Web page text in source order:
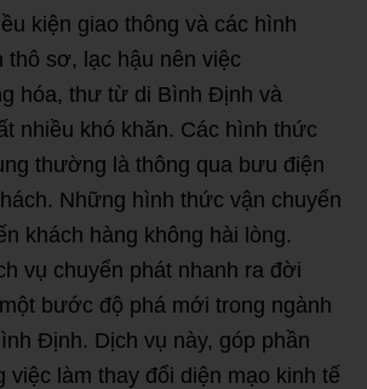
kiện giao thông và các hình
thô sơ, lạc hậu nên việc
hóa, thư từ di Bình Định và
nhiều khó khăn. Các hình thức
thường là thông qua bưu điện
Những hình thức vận chuyển
khách hàng không hài lòng.
vụ chuyển phát nhanh ra đời
bước độ phá mới trong ngành
Định. Dịch vụ này, góp phần
việc làm thay đổi diện mạo kinh tế